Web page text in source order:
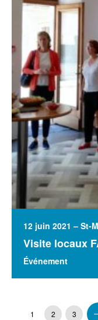
12 juin 2021 – St-
Visite locaux
Événement
1 2 3